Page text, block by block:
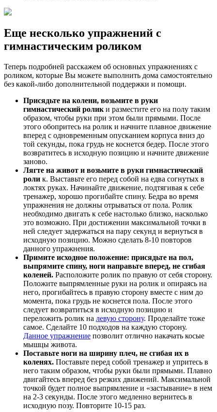
Еще несколько упражнений с
гимнастическим роликом
Теперь подробней расскажем об основных упражнениях с
роликом, которые Вы можете выполнить дома самостоятельно
без какой-либо дополнительной поддержки и помощи.
Присядьте на колени, возьмите в руки
гимнастический ролик и разместите его на полу таким
образом, чтобы руки при этом были прямыми. После
этого обопритесь на ролик и начните плавное движение
вперед с одновременным опусканием корпуса вниз до
той секунды, пока грудь не коснется бедер. После этого
возвратитесь в исходную позицию и начните движение
заново.
Лягте на живот и возьмите в руки гимнастический
роли к. Выставьте его перед собой на едва согнутых в
локтях руках. Начинайте движение, подтягивая к себе
тренажер, хорошо прогибайте спину. Бедра во время
упражнения не должны отрываться от пола. Ролик
необходимо двигать к себе настолько близко, насколько
это возможно. При достижении максимальной точки в
ней следует задержаться на пару секунд и вернуться в
исходную позицию. Можно сделать 8-10 повторов
данного упражнения.
Примите исходное положение: присядьте на пол,
выпрямите спину, ноги направьте вперед, не сгибая
коленей. Расположите ролик по правую от себя сторону.
Положите выпрямленные руки на ролик и опираясь на
него, прогибайтесь в правую сторону вместе с ним до
момента, пока грудь не коснется пола. После этого
следует возвратиться в исходную позицию и
переложить ролик на левую сторону. Проделайте тоже
самое. Сделайте 10 подходов на каждую сторону.
Данное упражнение позволит отлично накачать косые
мышцы живота.
Поставьте ноги на ширину плеч, не сгибая их в
коленях. Поставьте перед собой тренажер и упритесь в
него таким образом, чтобы руки были прямыми. Плавно
двигайтесь вперед без резких движений. Максимальной
точкой будет полное выпрямление и «застывание» в нем
на 2-3 секунды. После этого медленно вернитесь в
исходную позу. Повторите 10-15 раз.